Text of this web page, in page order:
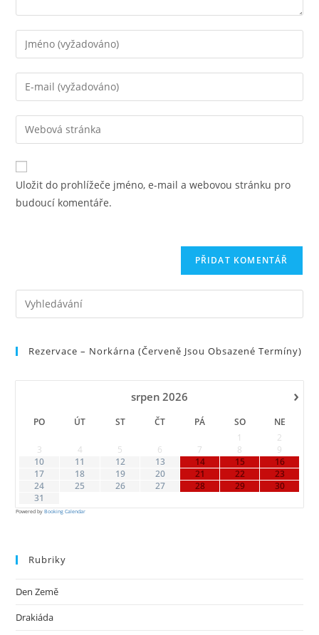
Chcete-
li
přidat
komentář,
své
jméno
nebo
uživatelské
jméno
Chcete-
li
přidat
komentář,
svou
e-
mailovou
Zadejte
adresu
URL
svého
Uložit do prohlížeče jméno, e-mail a webovou stránku pro
budoucí komentáře.
Rezervace – Norkárna (červeně Jsou Obsazené Termíny)
›
srpen 2026
PO ÚT ST ČT PÁ SO
NE
1
2
3
4 5 6 7 8
9
10
11 12 13 14 15
16
17
18 19 20 21 22
23
24
25 26 27 28 29
30
31
Powered byBooking Calendar
Rubriky
Den Země
Drakiáda